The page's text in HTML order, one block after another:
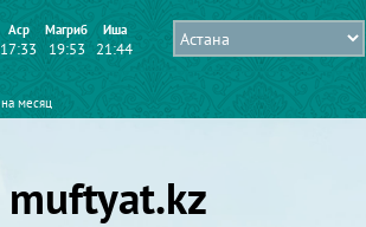
Аср
17:33
Магриб
19:53
Иша
21:44
на месяц
muftyat.kz